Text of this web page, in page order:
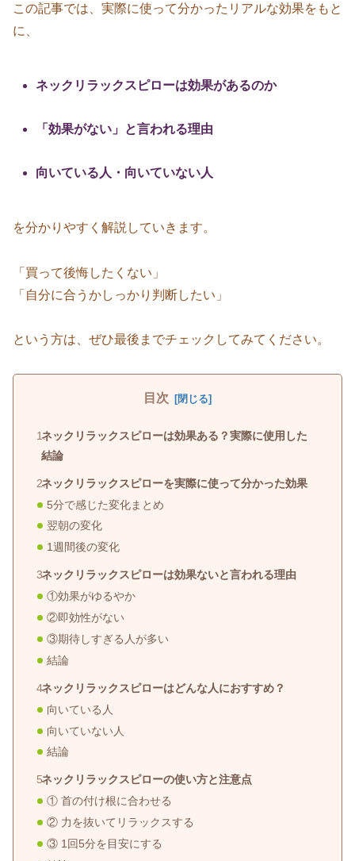
この記事では、実際に使って分かったリアルな効果をもと
に、
ネックリラックスピローは効果があるのか
「効果がない」と言われる理由
向いている人・向いていない人
を分かりやすく解説していきます。
「買って後悔したくない」
「自分に合うかしっかり判断したい」
という方は、ぜひ最後までチェックしてみてください。
目次
ネックリラックスピローは効果ある？実際に使用した
結論
ネックリラックスピローを実際に使って分かった効果
5分で感じた変化まとめ
翌朝の変化
1週間後の変化
ネックリラックスピローは効果ないと言われる理由
①効果がゆるやか
②即効性がない
③期待しすぎる人が多い
結論
ネックリラックスピローはどんな人におすすめ？
向いている人
向いていない人
結論
ネックリラックスピローの使い方と注意点
① 首の付け根に合わせる
② 力を抜いてリラックスする
③ 1回5分を目安にする